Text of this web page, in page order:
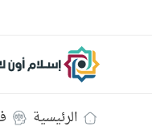
إسلام
الرئيسية